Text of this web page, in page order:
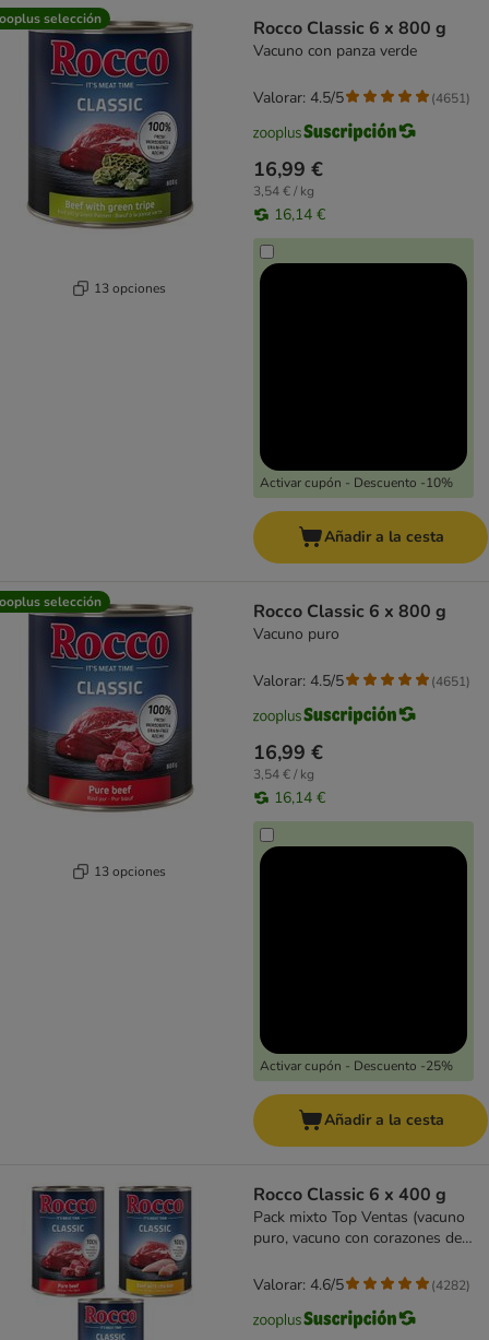
selección
13 opciones
Rocco Classic 6 x 800 g
Vacuno con panza verde
16,99 €
3,54 € / kg
16,14 €
Activar cupón - Descuento -10%
Valorar: 4.5/5 (4651)
Añadir a la cesta
selección
13 opciones
Rocco Classic 6 x 800 g
Vacuno puro
16,99 €
3,54 € / kg
16,14 €
Activar cupón - Descuento -25%
Valorar: 4.5/5 (4651)
Añadir a la cesta
Rocco Classic 6 x 400 g
Pack mixto Top Ventas (vacuno
puro, vacuno con corazones de
Valorar: 4.6/5 (4282)